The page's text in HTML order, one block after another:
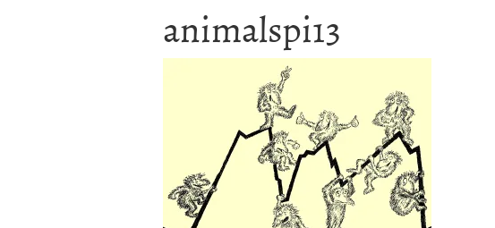
2018
Programa Santander Yuzz, jóvenes con
GuestBlogger: ¿Es lo mismo inventar
Entrevista a Daniel Lacalle en
aumenta el paro”
23 enero 2017
ANIMAL SPIRITS: Cómo influye la
diciembre 2016
animalspi13